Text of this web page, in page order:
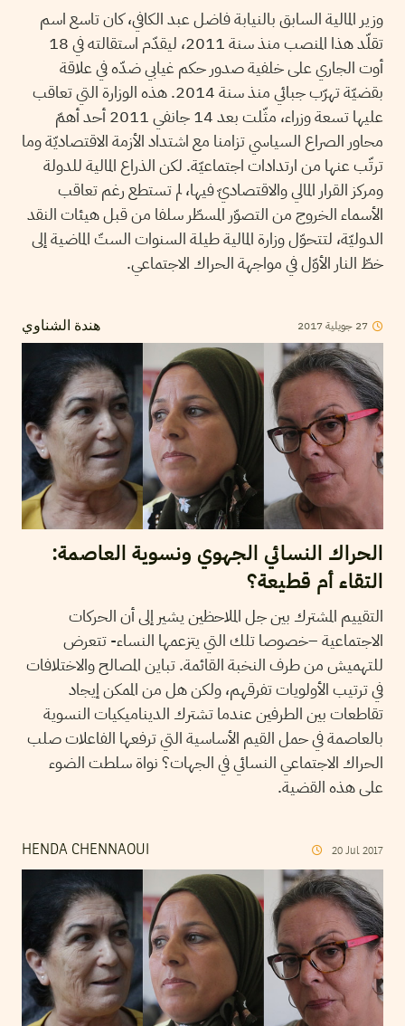
وزير المالية السابق بالنيابة فاضل عبد الكافي، كان تاسع اسم
تقلّد هذا المنصب منذ سنة 2011، ليقدّم استقالته في 18
أوت الجاري على خلفية صدور حكم غيابي ضدّه في علاقة
بقضيّة تهرّب جبائي منذ سنة 2014. هذه الوزارة التي تعاقب
عليها تسعة وزراء، مثّلت بعد 14 جانفي 2011 أحد أهمّ
محاور الصراع السياسي تزامنا مع اشتداد الأزمة الاقتصاديّة وما
ترتّب عنها من ارتدادات اجتماعيّة. لكن الذراع المالية للدولة
ومركز القرار المالي والاقتصاديّ فيها، لم تستطع رغم تعاقب
الأسماء الخروج من التصوّر المسطّر سلفا من قبل هيئات النقد
الدوليّة، لتتحوّل وزارة المالية طيلة السنوات الستّ الماضية إلى
خطّ النار الأوّل في مواجهة الحراك الاجتماعي.
هندة الشناوي 27 جويلية2017
الحراك النسائي الجهوي ونسوية العاصمة:
التقاء أم قطيعة؟
التقييم المشترك بين جل الملاحظين يشير إلى أن الحركات
الاجتماعية –خصوصا تلك التي يتزعمها النساء- تتعرض
للتهميش من طرف النخبة القائمة. تباين المصالح والاختلافات
في ترتيب الأولويات تفرقهم، ولكن هل من الممكن إيجاد
تقاطعات بين الطرفين عندما تشترك الديناميكيات النسوية
بالعاصمة في حمل القيم الأساسية التي ترفعها الفاعلات صلب
الحراك الاجتماعي النسائي في الجهات؟ نواة سلطت الضوء
على هذه القضية.
HENDA CHENNAOUI 20 Jul 2017